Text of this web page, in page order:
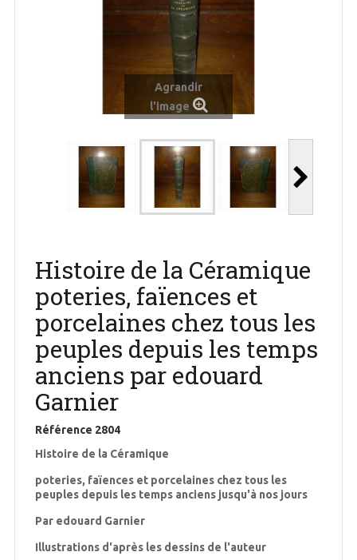
Agrandir
l'image
Histoire de la Céramique
poteries, faïences et
porcelaines chez tous les
peuples depuis les temps
anciens par edouard
Garnier
Référence 2804
Histoire de la Céramique
poteries, faïences et porcelaines chez tous les
peuples depuis les temps anciens jusqu'à nos jours
Par edouard Garnier
Illustrations d'après les dessins de l'auteur